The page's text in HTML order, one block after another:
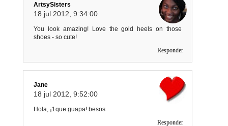
ArtsySisters
18 jul 2012, 9:34:00
You look amazing! Love the gold heels on those
shoes - so cute!
Responder
Jane
18 jul 2012, 9:52:00
Hola, ¡1que guapa! besos
Responder